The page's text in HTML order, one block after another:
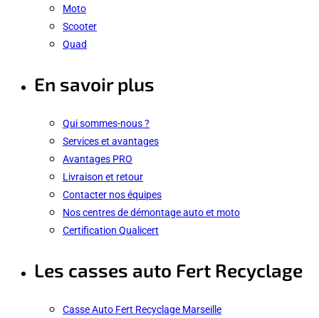
Moto
Scooter
Quad
En savoir plus
Qui sommes-nous ?
Services et avantages
Avantages PRO
Livraison et retour
Contacter nos équipes
Nos centres de démontage auto et moto
Certification Qualicert
Les casses auto Fert Recyclage
Casse Auto Fert Recyclage Marseille